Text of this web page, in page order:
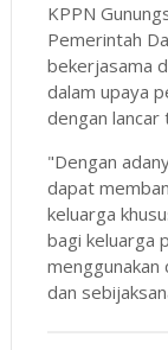
KPPN
Pemerintah
bekerjasama
dalam upaya
dengan
"Dengan
dapat
keluarga
bagi keluarga
menggunakan
dan